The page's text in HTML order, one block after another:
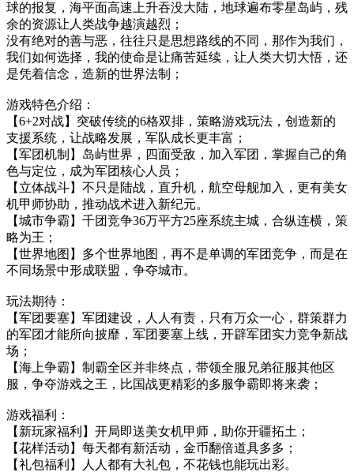
球的报复，海平面高速上升吞没大陆，地球遍布零星岛屿，残
余的资源让人类战争越演越烈；
没有绝对的善与恶，往往只是思想路线的不同，那作为我们，
我们如何选择，我的使命是让痛苦延续，让人类大切大悟，还
是凭着信念，造新的世界法制；
游戏特色介绍：
【6+2对战】突破传统的6格双排，策略游戏玩法，创造新的
支援系统，让战略发展，军队成长更丰富；
【军团机制】岛屿世界，四面受敌，加入军团，掌握自己的角
色与定位，成为军团核心人员；
【立体战斗】不只是陆战，直升机，航空母舰加入，更有美女
机甲师协助，推动战术进入新纪元。
【城市争霸】千团竞争36万平方25座系统主城，合纵连横，策
略为王；
【世界地图】多个世界地图，再不是单调的军团竞争，而是在
不同场景中形成联盟，争夺城市。
玩法期待：
【军团要塞】军团建设，人人有责，只有万众一心，群策群力
的军团才能所向披靡，军团要塞上线，开辟军团实力竞争新战
场；
【海上争霸】制霸全区并非终点，带领全服兄弟征服其他区
服，争夺游戏之王，比国战更精彩的多服争霸即将来袭；
游戏福利：
【新玩家福利】开局即送美女机甲师，助你开疆拓土；
【花样活动】每天都有新活动，金币翻倍道具多多；
【礼包福利】人人都有大礼包，不花钱也能玩出彩。